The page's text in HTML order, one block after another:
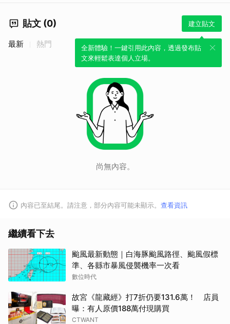
貼文 (0) 建立貼文
全新體驗！一鍵引用此內容，透過發布貼
文來輕鬆表達個人立場。
最新 熱門
尚無內容。
內容已至結尾。請注意，部分內容可能未顯示。 查看資訊
繼續看下去
颱風最新動態｜白海豚颱風路徑、颱風假標
準、各縣市暴風侵襲機率一次看
數位時代
故宮《龍藏經》打7折仍要131.6萬！ 店員
曝：有人原價188萬付現購買
CTWANT